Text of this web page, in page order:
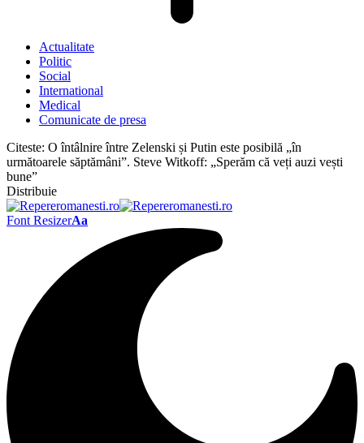
Actualitate
Politic
Social
International
Medical
Comunicate de presa
Citeste: O întâlnire între Zelenski și Putin este posibilă „în
următoarele săptămâni”. Steve Witkoff: „Sperăm că veți auzi vești
bune”
Distribuie
Font ResizerAa